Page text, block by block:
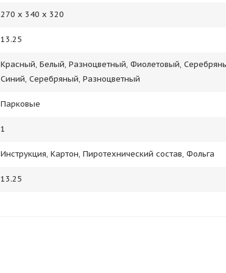
270 х 340 х 320
13.25
Красный, Белый, Разноцветный, Фиолетовый,
Синий, Серебряный, Разноцветный
Парковые
1
Инструкция, Картон, Пиротехнический состав, Фольга
13.25